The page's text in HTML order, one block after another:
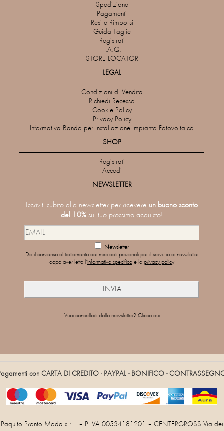
Spedizione
Pagamenti
Resi e Rimborsi
Guida Taglie
Registrati
F.A.Q.
STORE LOCATOR
LEGAL
Condizioni di Vendita
Richiedi Recesso
Cookie Policy
Privacy Policy
Informativa Bando per Installazione Impianto Fotovoltaico
SHOP
Registrati
Accedi
NEWSLETTER
Iscriviti subito alla newsletter per ricevere un buono sconto
del 10% sul tuo prossimo acquisto!
Newsletter
Do il consenso al trattamento dei miei dati personali per il servizio di newsletter
dopo aver letto l'informativa specifica e la privacy policy
Vuoi cancellarti dalla newsletter? Clicca qui
con CARTA DI CREDITO - PAYPAL - BONIFICO -
Paquito Pronto Moda s.r.l. – P.IVA 00534181201 – CENTERGROSS Via dei